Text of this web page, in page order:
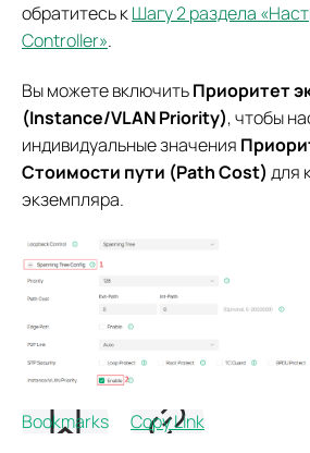
Bookmarks Copy Link
обратитесь кШагу 2 раздела
Controller».
Вы можете включитьПриоритет
(Instance/VLAN Priority), чтобы
индивидуальные значения
Стоимости пути (Path Cost) для
экземпляра.